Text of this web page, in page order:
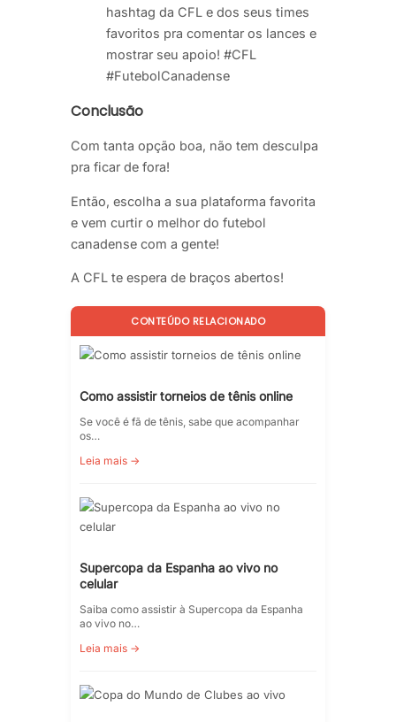
hashtag da CFL e dos seus times
favoritos pra comentar os lances e
mostrar seu apoio! #CFL
#FutebolCanadense
Conclusão
Com tanta opção boa, não tem desculpa
pra ficar de fora!
Então, escolha a sua plataforma favorita
e vem curtir o melhor do futebol
canadense com a gente!
A CFL te espera de braços abertos!
CONTEÚDO RELACIONADO
Como assistir torneios de tênis online
Se você é fã de tênis, sabe que acompanhar
os…
Leia mais →
Supercopa da Espanha ao vivo no
celular
Saiba como assistir à Supercopa da Espanha
ao vivo no…
Leia mais →